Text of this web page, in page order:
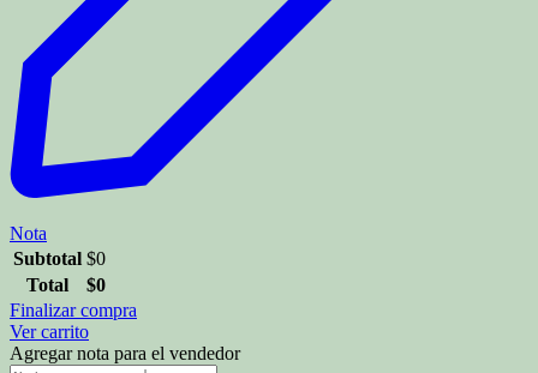
Nota
Subtotal $0
Total
$0
Finalizar compra
Ver carrito
Agregar nota para el vendedor